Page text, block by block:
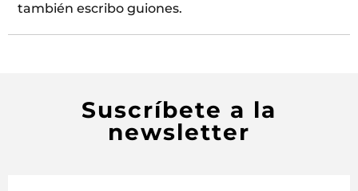
también escribo guiones.
Suscríbete a la
newsletter